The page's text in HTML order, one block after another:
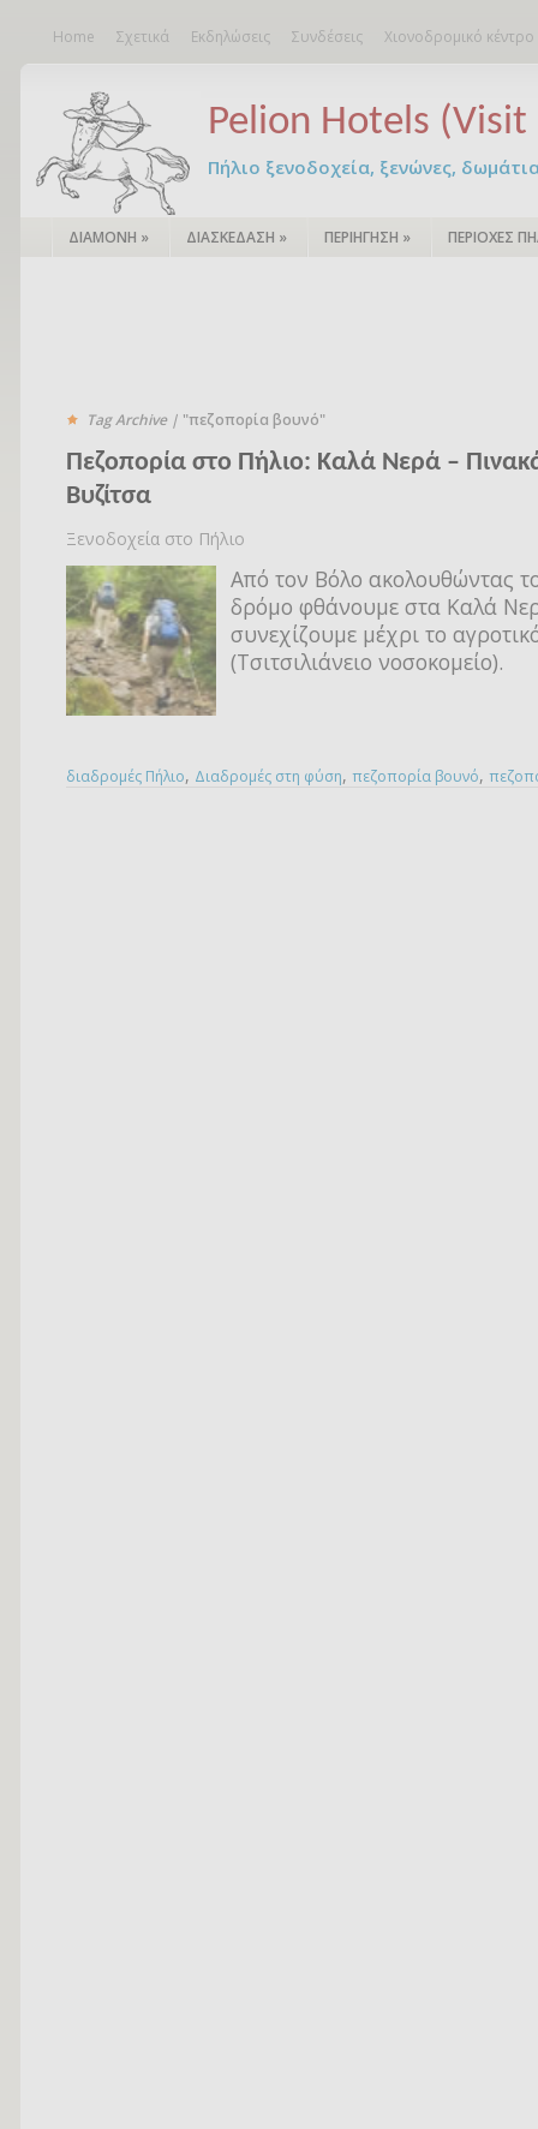
Home Σχετικά Εκδηλώσεις Συνδέσεις Χιονοδρομικό
Pelion Hotels (Visit
Πήλιο ξενοδοχεία, ξενώνες,
ΔΙΑΜΟΝΗ » ΔΙΑΣΚΕΔΑΣΗ » ΠΕΡΙΗΓΗΣΗ » ΠΕΡΙΟΧΕΣ
Tag Archive | "πεζοπορία βουνό"
Πεζοπορία στο Πήλιο: Καλά Νερά –
Βυζίτσα
Ξενοδοχεία στο Πήλιο
Από τον Βόλο ακολουθώντας
δρόμο φθάνουμε στα Καλά
συνεχίζουμε μέχρι το
(Τσιτσιλιάνειο νοσοκομείο).
διαδρομές Πήλιο, Διαδρομές στη φύση, πεζοπορία βουνό,